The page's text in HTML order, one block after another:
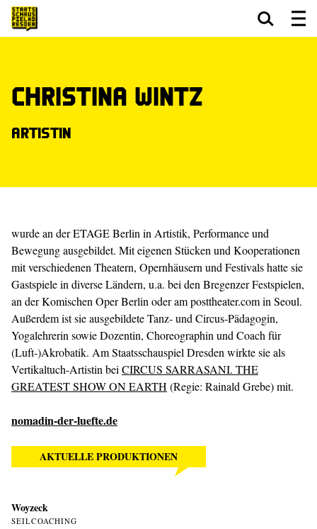
Christina Wintz
Artistin
wurde an der ETAGE Berlin in Artistik, Performance und
Bewegung ausgebildet. Mit eigenen Stücken und Kooperationen
mit verschiedenen Theatern, Opernhäusern und Festivals hatte sie
Gastspiele in diverse Ländern, u.a. bei den Bregenzer Festspielen,
an der Komischen Oper Berlin oder am posttheater.com in Seoul.
Außerdem ist sie ausgebildete Tanz- und Circus-Pädagogin,
Yogalehrerin sowie Dozentin, Choreographin und Coach für
(Luft-)Akrobatik. Am Staatsschauspiel Dresden wirkte sie als
Vertikaltuch-Artistin bei CIRCUS SARRASANI. THE
GREATEST SHOW ON EARTH (Regie: Rainald Grebe) mit.
nomadin-der-luefte.de
AKTUELLE PRODUKTIONEN
Woyzeck
SEILCOACHING